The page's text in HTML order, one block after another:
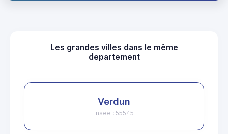
Les grandes villes dans le même
departement
Verdun
Insee : 55545